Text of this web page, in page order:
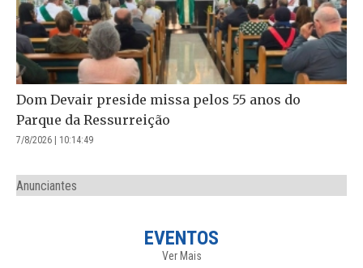
Dom Devair preside missa pelos 55 anos do
Parque da Ressurreição
7/8/2026 | 10:14:49
Anunciantes
EVENTOS
Ver Mais